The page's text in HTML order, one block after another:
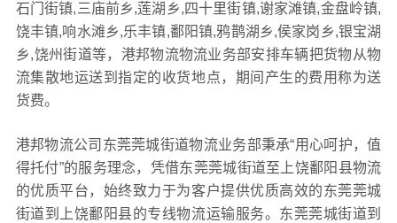
石门街镇,三庙前乡,莲湖乡,四十里街镇,谢家滩镇,金盘岭镇,
饶丰镇,响水滩乡,乐丰镇,鄱阳镇,鸦鹊湖乡,侯家岗乡,银宝湖
乡,饶州街道等，港邦物流物流业务部安排车辆把货物从物
流集散地运送到指定的收货地点，期间产生的费用称为送
货费。
港邦物流公司东莞莞城街道物流业务部秉承“用心呵护，值
得托付”的服务理念，凭借东莞莞城街道至上饶鄱阳县物流
的优质平台，始终致力于为客户提供优质高效的东莞莞城
街道到上饶鄱阳县的专线物流运输服务。东莞莞城街道到